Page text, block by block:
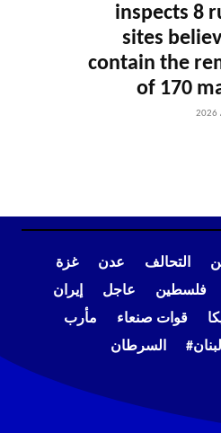
inspects 8
sites
contain the
of 170
التحالف عدن
غزة
فلسطين عاجل
إيران
قوات صنعاء
مأرب
السرطان